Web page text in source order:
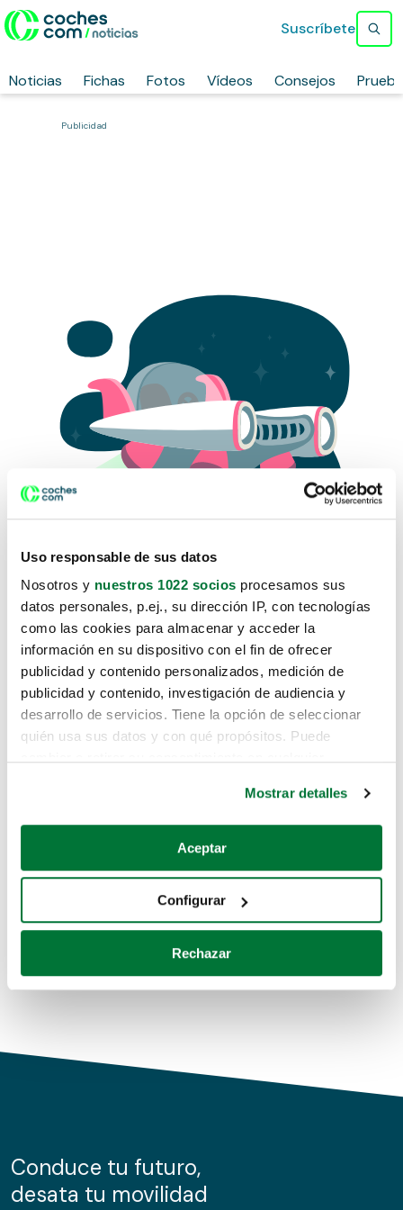
Uso responsable de sus datos
Nosotros y nuestros 1022 socios procesamos sus
datos personales, p.ej., su dirección IP, con tecnologías
como las cookies para almacenar y acceder la
información en su dispositivo con el fin de ofrecer
publicidad y contenido personalizados, medición de
publicidad y contenido, investigación de audiencia y
desarrollo de servicios. Tiene la opción de seleccionar
quién usa sus datos y con qué propósitos. Puede
Si lo permite, también quisiéramos:
Recopilar información sobre su ubicación geográfica
Identificar su dispositivo analizándolo activamente
para buscar características específicas (huellas
Obtenga más información sobre cómo se procesan sus
de cookies.
información sobre el uso que haga del sitio web con
nuestros partners de redes sociales, publicidad y análisis
Mostrar detalles
Aceptar
Configurar
Rechazar
Noticias Fichas Fotos Vídeos Consejos
Suscríbete
Publicidad
Lo sentimos, no sabemos como
te hemos traido hasta aquí.
Pero puedes encontrar el coche que estás
buscando en alguno de estos enlaces:
Coches de segunda mano
Coches de km0
Conduce tu futuro,
desata tu movilidad